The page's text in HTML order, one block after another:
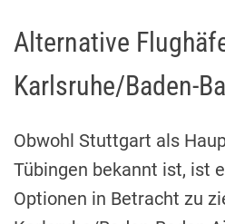
Alternative
Karlsruhe/Baden-
Obwohl Stuttgart als
Tübingen bekannt ist, ist
Optionen in Betracht zu